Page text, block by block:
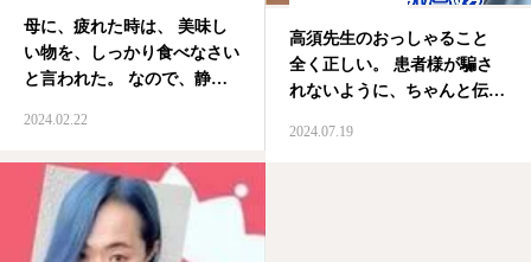
母に、疲れた時は、 美味し
い物を、しっかり食べなさい
と言われた。 なので、静か
2024.02.22
高須先生のおっしゃること
全く正しい。 患者様が騙さ
れないように、ちゃんと伝え
2024.07.19